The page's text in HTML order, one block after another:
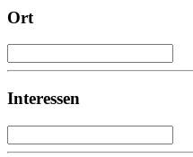
Ort
Interessen